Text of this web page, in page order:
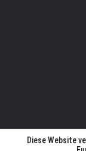
Diese Website